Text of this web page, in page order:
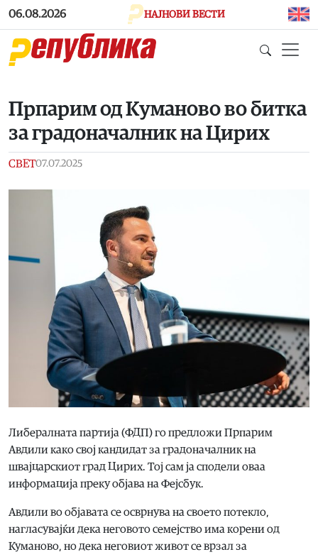
Skip to main content
06.08.2026 НАЈНОВИ ВЕСТИ
Прпарим од Куманово во битка
за градоначалник на Цирих
СВЕТ07.07.2025
Либералната партија (ФДП) го предложи Прпарим
Авдили како свој кандидат за градоначалник на
швајцарскиот град Цирих. Тој сам ја сподели оваа
информација преку објава на Фејсбук.
Авдили во објавата се осврнува на своето потекло,
нагласувајќи дека неговото семејство има корени од
Куманово, но дека неговиот живот се врзал за